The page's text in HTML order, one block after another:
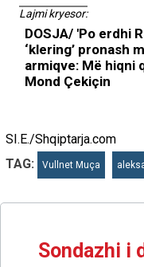
Lajmi kryesor:
DOSJA/ 'Po erdhi
‘klering’ pronash
armiqve: Më hiqni
Mond Çekiçin
SI.E./Shqiptarja.com
TAG:
Vullnet Muça
Sondazhi i